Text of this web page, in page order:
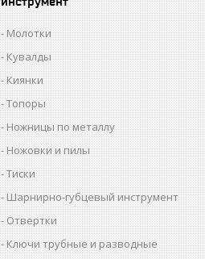
Молотки
Кувалды
Киянки
Топоры
Ножницы по металлу
Ножовки и пилы
Тиски
Шарнирно-губцевый инструмент
Отвертки
Ключи трубные и разводные